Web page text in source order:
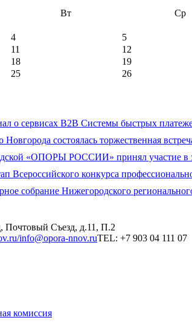
Вт Ср
4 5
11 12
18 19
25 26
о сервисах В2В Системы быстрых
состоялась торжественная
«ОПОРЫ РОССИИ» принял участие в
Всероссийского конкурса
собрание Нижегородского
Почтовый Съезд, д.11, П.2
info@opora-nnov.ruTEL: +7 903 04 111 07
комиссия